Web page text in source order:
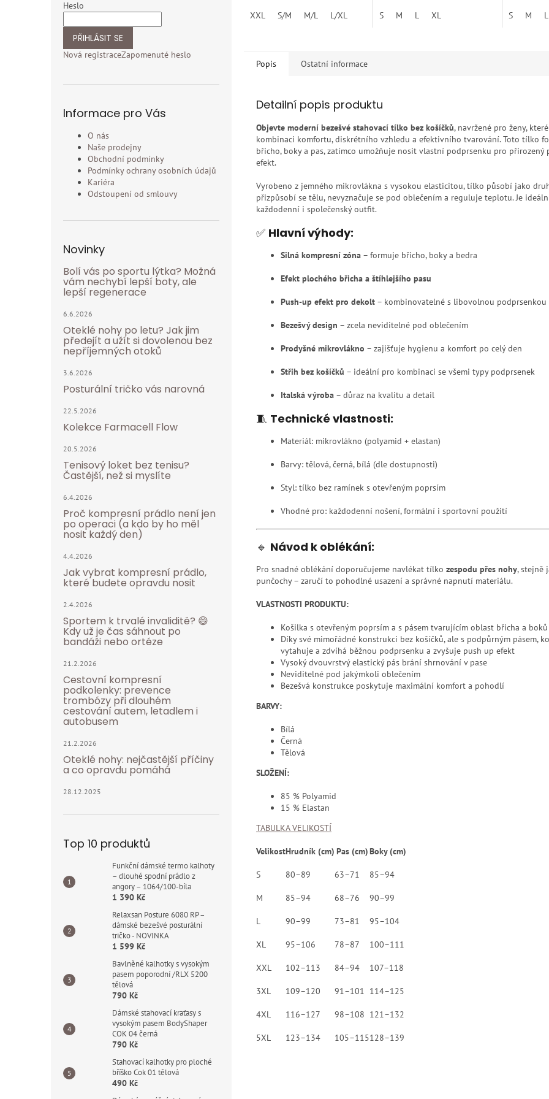
Heslo
PŘIHLÁSIT SE
Nová registraceZapomenuté heslo
Informace pro Vás
O nás
Naše prodejny
Obchodní podmínky
Podmínky ochrany osobních údajů
Kariéra
Odstoupení od smlouvy
Novinky
Bolí vás po sportu lýtka? Možná
vám nechybí lepší boty, ale
lepší regenerace
6.6.2026
Oteklé nohy po letu? Jak jim
předejít a užít si dovolenou bez
nepříjemných otoků
3.6.2026
Posturální tričko vás narovná
22.5.2026
Kolekce Farmacell Flow
20.5.2026
Tenisový loket bez tenisu?
Častější, než si myslíte
6.4.2026
Proč kompresní prádlo není jen
po operaci (a kdo by ho měl
nosit každý den)
4.4.2026
Jak vybrat kompresní prádlo,
které budete opravdu nosit
2.4.2026
Sportem k trvalé invaliditě? 😄
Kdy už je čas sáhnout po
bandáži nebo ortéze
21.2.2026
Cestovní kompresní
podkolenky: prevence
trombózy při dlouhém
cestování autem, letadlem i
autobusem
21.2.2026
Oteklé nohy: nejčastější příčiny
a co opravdu pomáhá
28.12.2025
Top 10 produktů
Funkční dámské termo kalhoty
– dlouhé spodní prádlo z
angory – 1064/100-bíla
1 390 Kč
Relaxsan Posture 6080 RP –
dámské bezešvé posturální
tričko - NOVINKA
1 599 Kč
Bavlněné kalhotky s vysokým
pasem poporodní /RLX 5200
tělová
790 Kč
Dámské stahovací kraťasy s
vysokým pasem BodyShaper
COK 04 černá
790 Kč
Stahovací kalhotky pro ploché
bříško Cok 01 tělová
490 Kč
XXL S/M M/L L/XL
5
S M L XL
5
S M L
Popis Ostatní informace
Detailní popis produktu
Objevte moderní bezešvé stahovací tílko bez košíčků, navržené pro ženy,
kombinaci komfortu, diskrétního vzhledu a efektivního tvarování. Toto tílko
břicho, boky a pas, zatímco umožňuje nosit vlastní podprsenku pro přirozený
efekt.
Vyrobeno z jemného mikrovlákna s vysokou elasticitou, tílko působí jako
přizpůsobí se tělu, nevyznačuje se pod oblečením a reguluje teplotu. Je
každodenní i společenský outfit.
✅ Hlavní výhody:
Silná kompresní zóna – formuje břicho, boky a bedra
Efekt plochého břicha a štíhlejšího pasu
Push-up efekt pro dekolt – kombinovatelné s libovolnou podprsenkou
Bezešvý design – zcela neviditelné pod oblečením
Prodyšné mikrovlákno – zajišťuje hygienu a komfort po celý den
Střih bez košíčků – ideální pro kombinaci se všemi typy podprsenek
Italská výroba – důraz na kvalitu a detail
🧵 Technické vlastnosti:
Materiál: mikrovlákno (polyamid + elastan)
Barvy: tělová, černá, bílá (dle dostupnosti)
Styl: tílko bez ramínek s otevřeným poprsím
Vhodné pro: každodenní nošení, formální i sportovní použití
🔹 Návod k oblékání:
Pro snadné oblékání doporučujeme navlékat tílko zespodu přes nohy, stejně
punčochy – zaručí to pohodlné usazení a správné napnutí materiálu.
VLASTNOSTI PRODUKTU:
Košilka s otevřeným poprsím a s pásem tvarujícím oblast břicha a boků
Díky své mimořádné konstrukci bez košíčků, ale s podpůrným pásem,
vytahuje a zdvíhá běžnou podprsenku a zvyšuje push up efekt
Vysoký dvouvrstvý elastický pás brání shrnování v pase
Neviditelné pod jakýmkoli oblečením
Bezešvá konstrukce poskytuje maximální komfort a pohodlí
BARVY:
Bílá
Černá
Tělová
SLOŽENÍ:
85 % Polyamid
15 % Elastan
TABULKA VELIKOSTÍ
VelikostHrudník (cm) Pas (cm)Boky (cm)
S 80–89 63–71 85–94
M 85–94 68–76 90–99
L 90–99 73–81 95–104
XL 95–106 78–87 100–111
XXL 102–113 84–94 107–118
3XL 109–120 91–101 114–125
4XL 116–127 98–108 121–132
5XL 123–134 105–115128–139